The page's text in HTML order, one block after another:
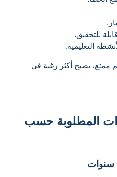
للتحقيق.
التعليمية.
ممتع، يصبح أكثر رغبة في
المطلوبة حسب
سنوات